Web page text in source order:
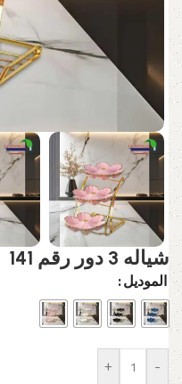
شياله 3 دور رقم 141
الموديل
-
+